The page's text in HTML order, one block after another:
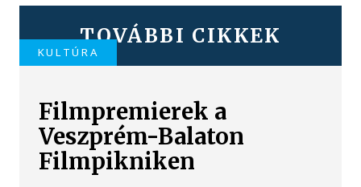
TOVÁBBI CIKKEK
KULTÚRA
Filmpremierek a
Veszprém-Balaton
Filmpikniken